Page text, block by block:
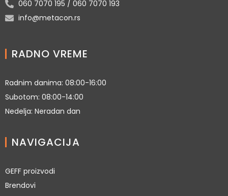
060 7070 195 / 060 7070 193
info@metacon.rs
RADNO VREME
Radnim danima: 08:00-16:00
Subotom: 08:00-14:00
Nedelja: Neradan dan
NAVIGACIJA
GEFF proizvodi
Brendovi